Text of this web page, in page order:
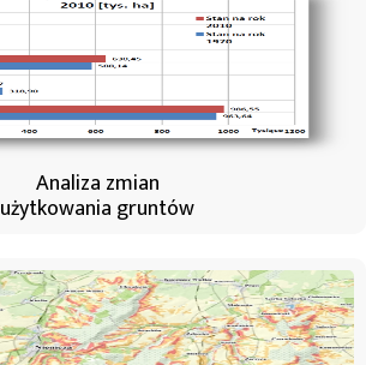
Analiza zmian
użytkowania gruntów